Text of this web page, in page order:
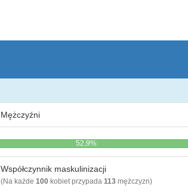
Mężczyźni
52,9%
Współczynnik maskulinizacji
(Na każde 100kobiet przypada 113mężczyzn)